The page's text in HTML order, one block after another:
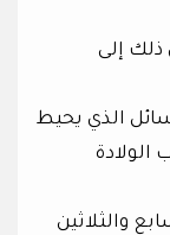
ذلك إلى
الذي يحيط
الولادة
والثلاثين